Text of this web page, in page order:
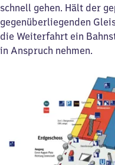
schnell gehen. Hält der
gegenüberliegenden
die Weiterfahrt ein
in Anspruch nehmen.